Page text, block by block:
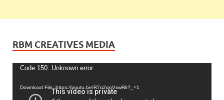
RBM CREATIVES MEDIA
Video
Code 150: Unknown error.
Download File: https://youtu.be/R7o2qoVxwRk?_=1